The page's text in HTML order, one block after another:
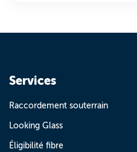
Services
Raccordement souterrain
Looking Glass
Éligibilité fibre